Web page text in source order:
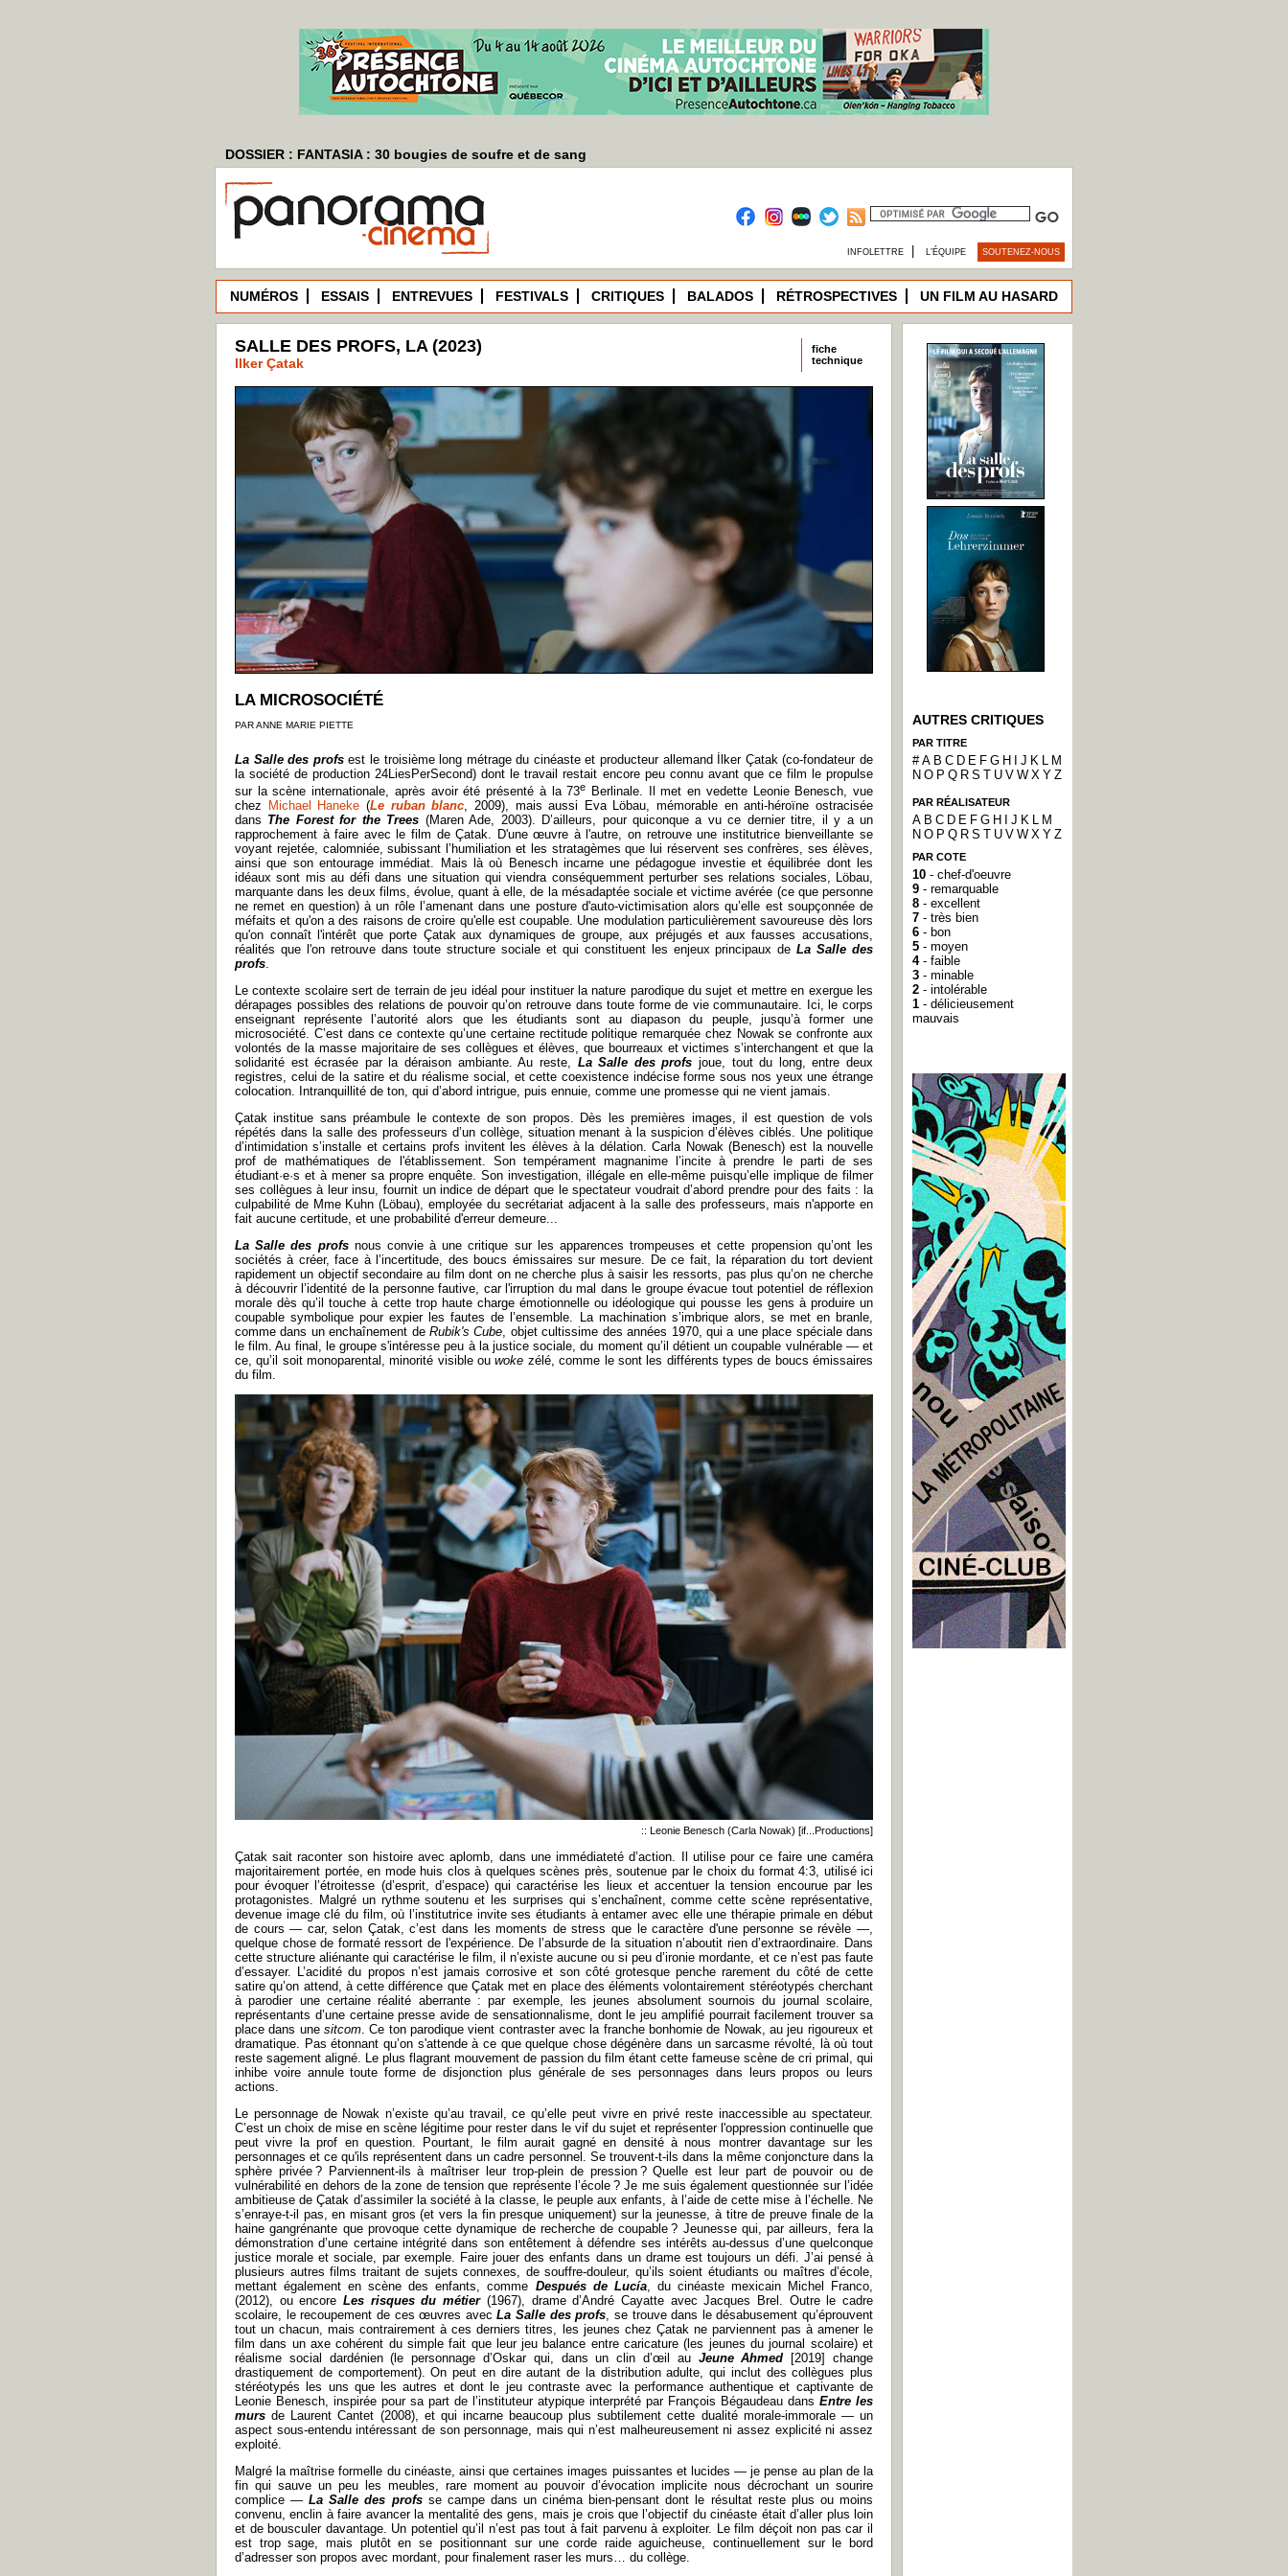
DOSSIER : FANTASIA : 30 bougies de soufre et de sang
INFOLETTRE L’ÉQUIPE SOUTENEZ-NOUS
NUMÉROS ESSAIS ENTREVUES FESTIVALS CRITIQUES BALADOS RÉTROSPECTIVES UN FILM AU HASARD
fiche
technique
SALLE DES PROFS, LA (2023)
Ilker Çatak
LA MICROSOCIÉTÉ
PAR ANNE MARIE PIETTE
La Salle des profsest le troisième long métrage du cinéaste et producteur allemand İlker Çatak (co-fondateur de
la société de production 24LiesPerSecond) dont le travail restait encore peu connu avant que ce film le propulse
sur la scène internationale, après avoir été présenté à la 73e
Berlinale. Il met en vedette Leonie Benesch, vue
chez
Michael Haneke (Le ruban blanc, 2009), mais aussi Eva Löbau, mémorable en anti-héroïne ostracisée
dans The Forest for the Trees (Maren Ade, 2003). D’ailleurs, pour quiconque a vu ce dernier titre, il y a un
rapprochement à faire avec le film de Çatak. D'une œuvre à l'autre, on retrouve une institutrice bienveillante se
voyant rejetée, calomniée, subissant l’humiliation et les stratagèmes que lui réservent ses confrères, ses élèves,
ainsi que son entourage immédiat. Mais là où Benesch incarne une pédagogue investie et équilibrée dont les
idéaux sont mis au défi dans une situation qui viendra conséquemment perturber ses relations sociales, Löbau,
marquante dans les deux films, évolue, quant à elle, de la mésadaptée sociale et victime avérée (ce que personne
ne remet en question) à un rôle l’amenant dans une posture d'auto-victimisation alors qu’elle est soupçonnée de
méfaits et qu'on a des raisons de croire qu'elle est coupable. Une modulation particulièrement savoureuse dès lors
qu'on connaît l'intérêt que porte Çatak aux dynamiques de groupe, aux préjugés et aux fausses accusations,
réalités que l'on retrouve dans toute structure sociale et qui constituent les enjeux principaux deLa Salle des
profs.
Le contexte scolaire sert de terrain de jeu idéal pour instituer la nature parodique du sujet et mettre en exergue les
dérapages possibles des relations de pouvoir qu’on retrouve dans toute forme de vie communautaire. Ici, le corps
enseignant représente l’autorité alors que les étudiants sont au diapason du peuple, jusqu’à former une
microsociété. C’est dans ce contexte qu’une certaine rectitude politique remarquée chez Nowak se confronte aux
volontés de la masse majoritaire de ses collègues et élèves, que bourreaux et victimes s’interchangent et que la
solidarité est écrasée par la déraison ambiante. Au reste, La Salle des profs joue, tout du long, entre deux
registres, celui de la satire et du réalisme social, et cette coexistence indécise forme sous nos yeux une étrange
colocation. Intranquillité de ton, qui d’abord intrigue, puis ennuie, comme une promesse qui ne vient jamais.
Çatak institue sans préambule le contexte de son propos. Dès les premières images, il est question de vols
répétés dans la salle des professeurs d’un collège, situation menant à la suspicion d’élèves ciblés. Une politique
d’intimidation s’installe et certains profs invitent les élèves à la délation. Carla Nowak (Benesch) est la nouvelle
prof de mathématiques de l'établissement. Son tempérament magnanime l’incite à prendre le parti de ses
étudiant·e·s et à mener sa propre enquête. Son investigation, illégale en elle-même puisqu’elle implique de filmer
ses collègues à leur insu, fournit un indice de départ que le spectateur voudrait d’abord prendre pour des faits : la
culpabilité de Mme Kuhn (Löbau), employée du secrétariat adjacent à la salle des professeurs, mais n'apporte en
fait aucune certitude, et une probabilité d'erreur demeure...
La Salle des profs nous convie à une critique sur les apparences trompeuses et cette propension qu’ont les
sociétés à créer, face à l’incertitude, des boucs émissaires sur mesure. De ce fait, la réparation du tort devient
rapidement un objectif secondaire au film dont on ne cherche plus à saisir les ressorts, pas plus qu’on ne cherche
à découvrir l’identité de la personne fautive, car l'irruption du mal dans le groupe évacue tout potentiel de réflexion
morale dès qu’il touche à cette trop haute charge émotionnelle ou idéologique qui pousse les gens à produire un
coupable symbolique pour expier les fautes de l’ensemble. La machination s’imbrique alors, se met en branle,
comme dans un enchaînement deRubik's Cube, objet cultissime des années 1970, qui a une place spéciale dans
le film. Au final, le groupe s'intéresse peu à la justice sociale, du moment qu’il détient un coupable vulnérable — et
ce, qu’il soit monoparental, minorité visible ouwoke zélé, comme le sont les différents types de boucs émissaires
du film.
:: Leonie Benesch (Carla Nowak) [if...Productions]
Çatak sait raconter son histoire avec aplomb, dans une immédiateté d’action. Il utilise pour ce faire une caméra
majoritairement portée, en mode huis clos à quelques scènes près, soutenue par le choix du format 4:3, utilisé ici
pour évoquer l’étroitesse (d’esprit, d’espace) qui caractérise les lieux et accentuer la tension encourue par les
protagonistes. Malgré un rythme soutenu et les surprises qui s’enchaînent, comme cette scène représentative,
devenue image clé du film, où l’institutrice invite ses étudiants à entamer avec elle une thérapie primale en début
de cours — car, selon Çatak, c’est dans les moments de stress que le caractère d'une personne se révèle —,
quelque chose de formaté ressort de l'expérience. De l’absurde de la situation n’aboutit rien d’extraordinaire. Dans
cette structure aliénante qui caractérise le film, il n’existe aucune ou si peu d’ironie mordante, et ce n’est pas faute
d’essayer. L’acidité du propos n’est jamais corrosive et son côté grotesque penche rarement du côté de cette
satire qu’on attend, à cette différence que Çatak met en place des éléments volontairement stéréotypés cherchant
à parodier une certaine réalité aberrante : par exemple, les jeunes absolument sournois du journal scolaire,
représentants d’une certaine presse avide de sensationnalisme, dont le jeu amplifié pourrait facilement trouver sa
place dans une sitcom. Ce ton parodique vient contraster avec la franche bonhomie de Nowak, au jeu rigoureux et
dramatique. Pas étonnant qu’on s'attende à ce que quelque chose dégénère dans un sarcasme révolté, là où tout
reste sagement aligné. Le plus flagrant mouvement de passion du film étant cette fameuse scène de cri primal, qui
inhibe voire annule toute forme de disjonction plus générale de ses personnages dans leurs propos ou leurs
actions.
Le personnage de Nowak n’existe qu’au travail, ce qu’elle peut vivre en privé reste inaccessible au spectateur.
C’est un choix de mise en scène légitime pour rester dans le vif du sujet et représenter l'oppression continuelle que
peut vivre la prof en question. Pourtant, le film aurait gagné en densité à nous montrer davantage sur les
personnages et ce qu'ils représentent dans un cadre personnel. Se trouvent-t-ils dans la même conjoncture dans la
sphère privée ? Parviennent-ils à maîtriser leur trop-plein de pression ? Quelle est leur part de pouvoir ou de
vulnérabilité en dehors de la zone de tension que représente l’école ? Je me suis également questionnée sur l’idée
ambitieuse de Çatak d’assimiler la société à la classe, le peuple aux enfants, à l’aide de cette mise à l’échelle. Ne
s’enraye-t-il pas, en misant gros (et vers la fin presque uniquement) sur la jeunesse, à titre de preuve finale de la
haine gangrénante que provoque cette dynamique de recherche de coupable ? Jeunesse qui, par ailleurs, fera la
démonstration d’une certaine intégrité dans son entêtement à défendre ses intérêts au-dessus d’une quelconque
justice morale et sociale, par exemple. Faire jouer des enfants dans un drame est toujours un défi. J’ai pensé à
plusieurs autres films traitant de sujets connexes, de souffre-douleur, qu’ils soient étudiants ou maîtres d’école,
mettant également en scène des enfants, comme Después de Lucía, du cinéaste mexicain Michel Franco,
(2012), ou encoreLes risques du métier (1967), drame d’André Cayatte avec Jacques Brel. Outre le cadre
scolaire, le recoupement de ces œuvres avecLa Salle des profs, se trouve dans le désabusement qu’éprouvent
tout un chacun, mais contrairement à ces derniers titres, les jeunes chez Çatak ne parviennent pas à amener le
film dans un axe cohérent du simple fait que leur jeu balance entre caricature (les jeunes du journal scolaire) et
réalisme social dardénien (le personnage d’Oskar qui, dans un clin d’œil au Jeune Ahmed
[2019] change
drastiquement de comportement). On peut en dire autant de la distribution adulte, qui inclut des collègues plus
stéréotypés les uns que les autres et dont le jeu contraste avec la performance authentique et captivante de
Leonie Benesch, inspirée pour sa part de l’instituteur atypique interprété par François Bégaudeau dans Entre les
mursde Laurent Cantet (2008), et qui incarne beaucoup plus subtilement cette dualité morale-immorale — un
aspect sous-entendu intéressant de son personnage, mais qui n’est malheureusement ni assez explicité ni assez
exploité.
Malgré la maîtrise formelle du cinéaste, ainsi que certaines images puissantes et lucides — je pense au plan de la
fin qui sauve un peu les meubles, rare moment au pouvoir d’évocation implicite nous décrochant un sourire
complice —La Salle des profs se campe dans un cinéma bien-pensant dont le résultat reste plus ou moins
convenu, enclin à faire avancer la mentalité des gens, mais je crois que l’objectif du cinéaste était d’aller plus loin
et de bousculer davantage. Un potentiel qu’il n’est pas tout à fait parvenu à exploiter. Le film déçoit non pas car il
est trop sage, mais plutôt en se positionnant sur une corde raide aguicheuse, continuellement sur le bord
d’adresser son propos avec mordant, pour finalement raser les murs… du collège.
AUTRES CRITIQUES
PAR TITRE
# A B C D E F G H J K L M
N O P Q R S T U V W X Y Z
PAR RÉALISATEUR
A B C D E F G H J K L M
N O P Q R S T U V W X Y Z
PAR COTE
10 - chef-d'oeuvre
9 - remarquable
8 - excellent
7 - très bien
6 - bon
5 - moyen
4- faible
3 - minable
2 - intolérable
1 - délicieusement
mauvais